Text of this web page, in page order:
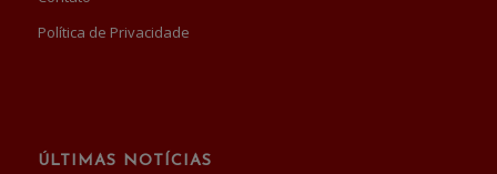
Política de Privacidade
ÚLTIMAS NOTÍCIAS